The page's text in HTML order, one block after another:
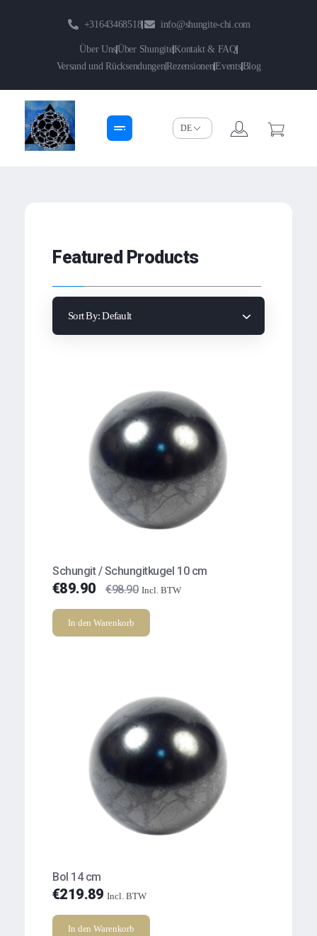
+31643468518 info@shungite-chi.com
Über UnsÜber ShungiteKontakt & FAQ
Versand und RücksendungenRezensionenEventsBlog
Featured Products
Sort By:Default
Schungit / Schungitkugel 10 cm
€89.90 €98.90 Incl. BTW
In den Warenkorb
Bol 14 cm
€219.89 Incl. BTW
In den Warenkorb